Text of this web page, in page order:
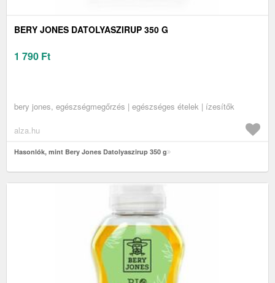
BERY JONES DATOLYASZIRUP 350 G
1 790 Ft
bery jones, egészségmegőrzés | egészséges ételek | ízesítők
alza.hu
Hasonlók, mint Bery Jones Datolyaszirup 350 g